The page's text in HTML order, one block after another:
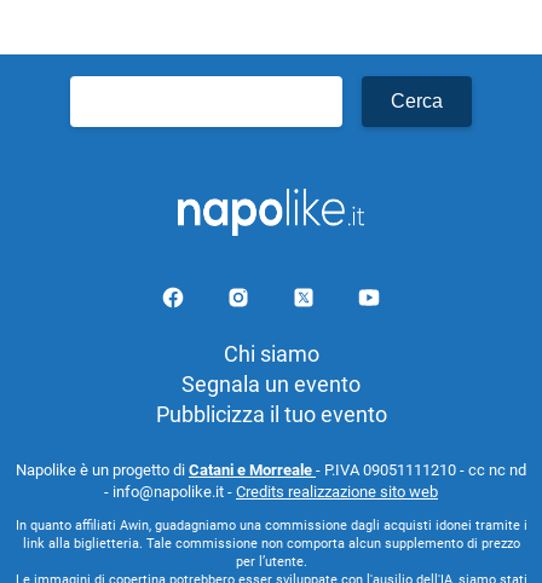
per:
Chi siamo
Segnala un evento
Pubblicizza il tuo evento
Napolike è un progetto di Catani e Morreale - P.IVA 09051111210 - cc nc nd
- info@napolike.it - Credits realizzazione sito web
In quanto affiliati Awin, guadagniamo una commissione dagli acquisti idonei tramite i
link alla biglietteria. Tale commissione non comporta alcun supplemento di prezzo
per l’utente.